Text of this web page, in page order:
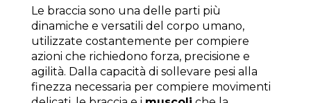
Le braccia sono una delle parti più
dinamiche e versatili del corpo umano,
utilizzate costantemente per compiere
azioni che richiedono forza, precisione e
agilità. Dalla capacità di sollevare pesi alla
finezza necessaria per compiere movimenti